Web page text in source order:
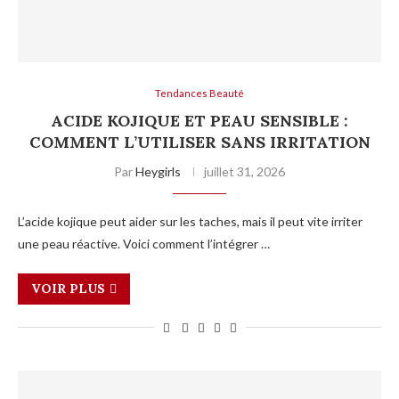
Tendances Beauté
ACIDE KOJIQUE ET PEAU SENSIBLE :
COMMENT L’UTILISER SANS IRRITATION
ParHeygirls juillet 31, 2026
L’acide kojique peut aider sur les taches, mais il peut vite irriter
une peau réactive. Voici comment l’intégrer …
VOIR PLUS